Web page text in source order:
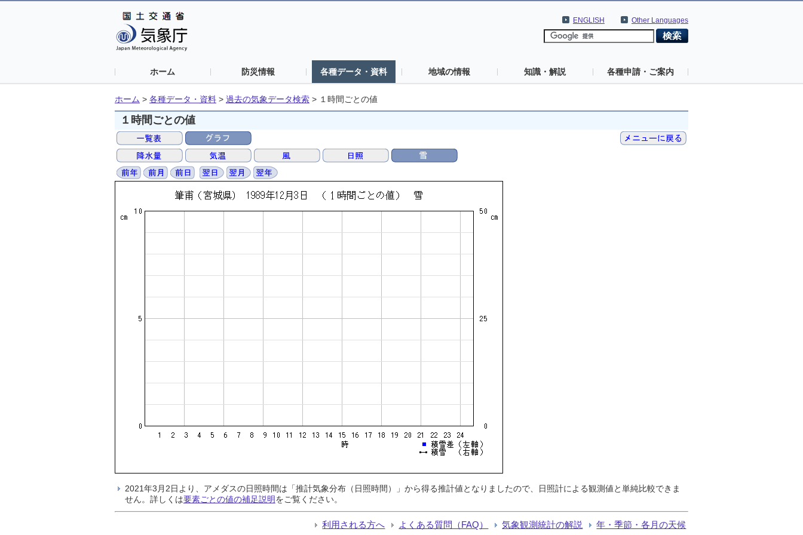
Other Languages
ENGLISH
ホーム 防災情報 各種データ・資料 地域の情報 知識・解説 各種申請・ご案内
ホーム > 各種データ・資料 > 過去の気象データ検索 > １時間ごとの値
１時間ごとの値
2021年3月2日より、アメダスの日照時間は「推計気象分布（日照時間）」から得る推計値となりましたので、日照計による観測値と単純比較できま
せん。詳しくは要素ごとの値の補足説明をご覧ください。
利用される方へ よくある質問（FAQ） 気象観測統計の解説 年・季節・各月の天候